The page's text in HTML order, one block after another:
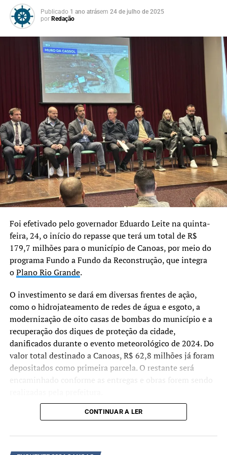
colaborar com soluções
para apoiar a população
atingida pela enchente”,
afirmou Roseli.
A secretária Ana Boll ressaltou que a participação
popular é fundamental para a construção de políticas
públicas mais eficazes:
“Fazer saúde com qualidade
exige escuta e proximidade.
A população atingida tem
muito a contribuir. É
ouvindo essas lideranças
que conseguimos ajustar
ações, pensar em
estratégias e garantir um
cuidado mais próximo e
humano. A porta da
Secretaria da Saúde estará
sempre aberta para o
diálogo”, reforçou Ana.
Publicado 1 ano atrásem 24 de julho de 2025
por Redação
Foi efetivado pelo governador Eduardo Leite na quinta-
feira, 24, o início do repasse que terá um total de R$
179,7 milhões para o município de Canoas, por meio do
programa Fundo a Fundo da Reconstrução, que integra
oPlano Rio Grande.
O investimento se dará em diversas frentes de ação,
como o hidrojateamento de redes de água e esgoto, a
modernização de oito casas de bombas do município e a
recuperação dos diques de proteção da cidade,
danificados durante o evento meteorológico de 2024. Do
valor total destinado a Canoas, R$ 62,8 milhões já foram
depositados como primeira parcela. O restante será
encaminhado conforme as entregas e obras forem sendo
“Não estamos apenas
assinando um convênio,
CONTINUAR A LER